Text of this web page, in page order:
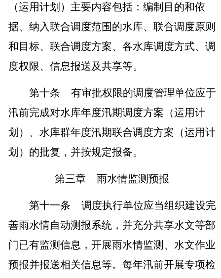
（运用计划）主要内容包括：编制目的和依
据、纳入联合调度范围的水库、联合调度原则
和目标、联合调度方案、各水库调度方式、调
度权限、信息报送及共享等。
第十条 有审批权限的调度管理单位应于
汛前完成对水库年度汛期调度方案（运用计
划）、水库群年度汛期联合调度方案（运用计
划）的批复，并按规定报备。
第三章 雨水情监测预报
第十一条 调度执行单位应当组织建设完
善雨水情自动测报系统，并充分共享水文等部
门已有监测信息，开展雨水情监测、水文作业
预报并报送相关信息等。每年汛前开展专项检